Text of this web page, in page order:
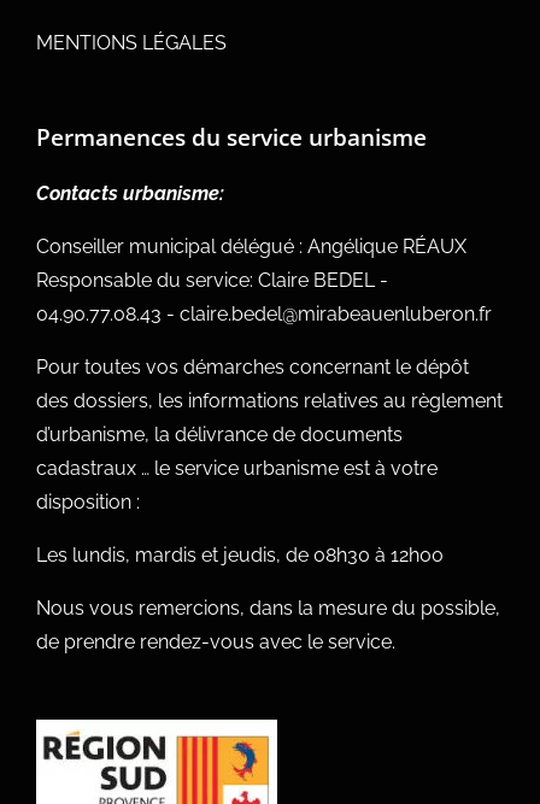
MENTIONS LÉGALES
Permanences du service urbanisme
Contacts urbanisme:
Conseiller municipal délégué : Angélique RÉAUX
Responsable du service: Claire BEDEL -
04.90.77.08.43 - claire.bedel@mirabeauenluberon.fr
Pour toutes vos démarches concernant le dépôt
des dossiers, les informations relatives au règlement
d’urbanisme, la délivrance de documents
cadastraux … le service urbanisme est à votre
disposition :
Les lundis, mardis et jeudis, de 08h30 à 12h00
Nous vous remercions, dans la mesure du possible,
de prendre rendez-vous avec le service.